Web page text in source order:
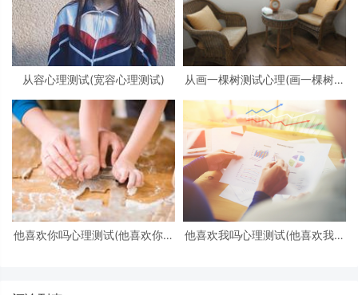
从容心理测试(宽容心理测试)
从画一棵树测试心理(画一棵树怎
他喜欢你吗心理测试(他喜欢你吗
他喜欢我吗心理测试(他喜欢我吗